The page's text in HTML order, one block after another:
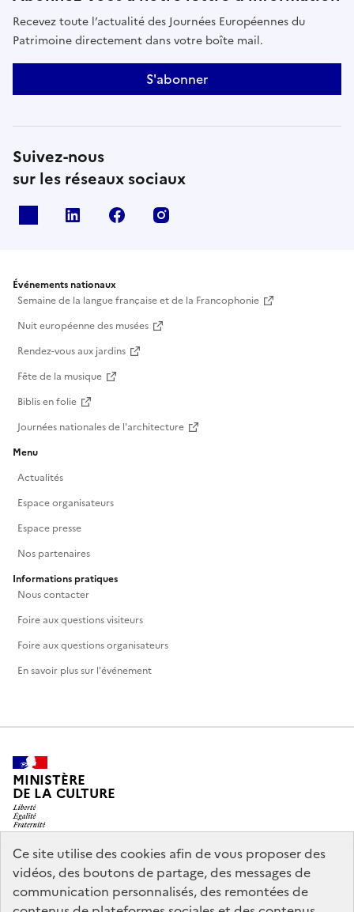
Ce site utilise des cookies afin de vous proposer des
vidéos, des boutons de partage, des messages de
communication personnalisés, des remontées de
Recevez toute l’actualité des Journées Européennes du
Patrimoine directement dans votre boîte mail.
S'abonner
Suivez-nous
sur les réseaux sociaux
Linkedin Facebook
Événements nationaux
Semaine de la langue française et de la Francophonie
Nuit européenne des musées
Rendez-vous aux jardins
Fête de la musique
Biblis en folie
Journées nationales de l'architecture
Menu
Actualités
Espace organisateurs
Espace presse
Nos partenaires
Informations pratiques
Nous contacter
Foire aux questions visiteurs
Foire aux questions organisateurs
En savoir plus sur l'événement
MINISTÈRE
DE LA CULTURE
legifrance.gouv.fr
info.gouv.fr